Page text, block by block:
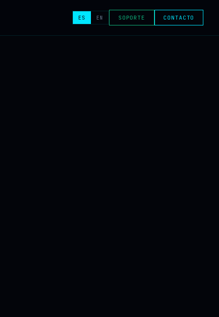
ES EN SOPORTE CONTACTO